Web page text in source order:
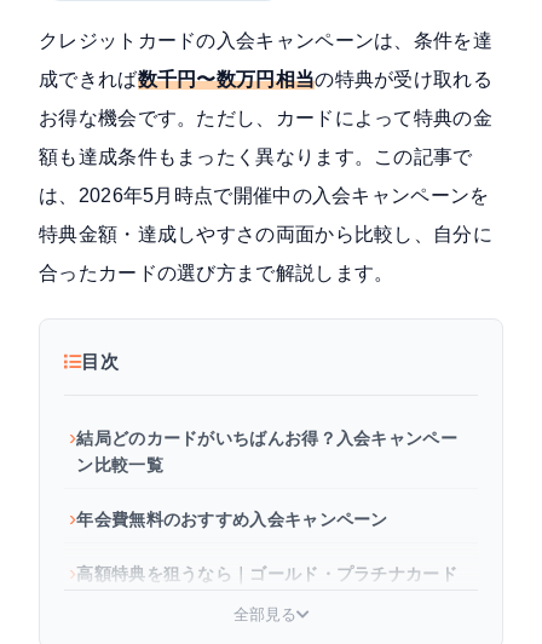
クレジットカードの入会キャンペーンは、条件を達
成できれば数千円〜数万円相当の特典が受け取れる
お得な機会です。ただし、カードによって特典の金
額も達成条件もまったく異なります。この記事で
は、2026年5月時点で開催中の入会キャンペーンを
特典金額・達成しやすさの両面から比較し、自分に
合ったカードの選び方まで解説します。
目次
結局どのカードがいちばんお得？入会キャンペー
ン比較一覧
年会費無料のおすすめ入会キャンペーン
高額特典を狙うなら｜ゴールド・プラチナカード
全部見る